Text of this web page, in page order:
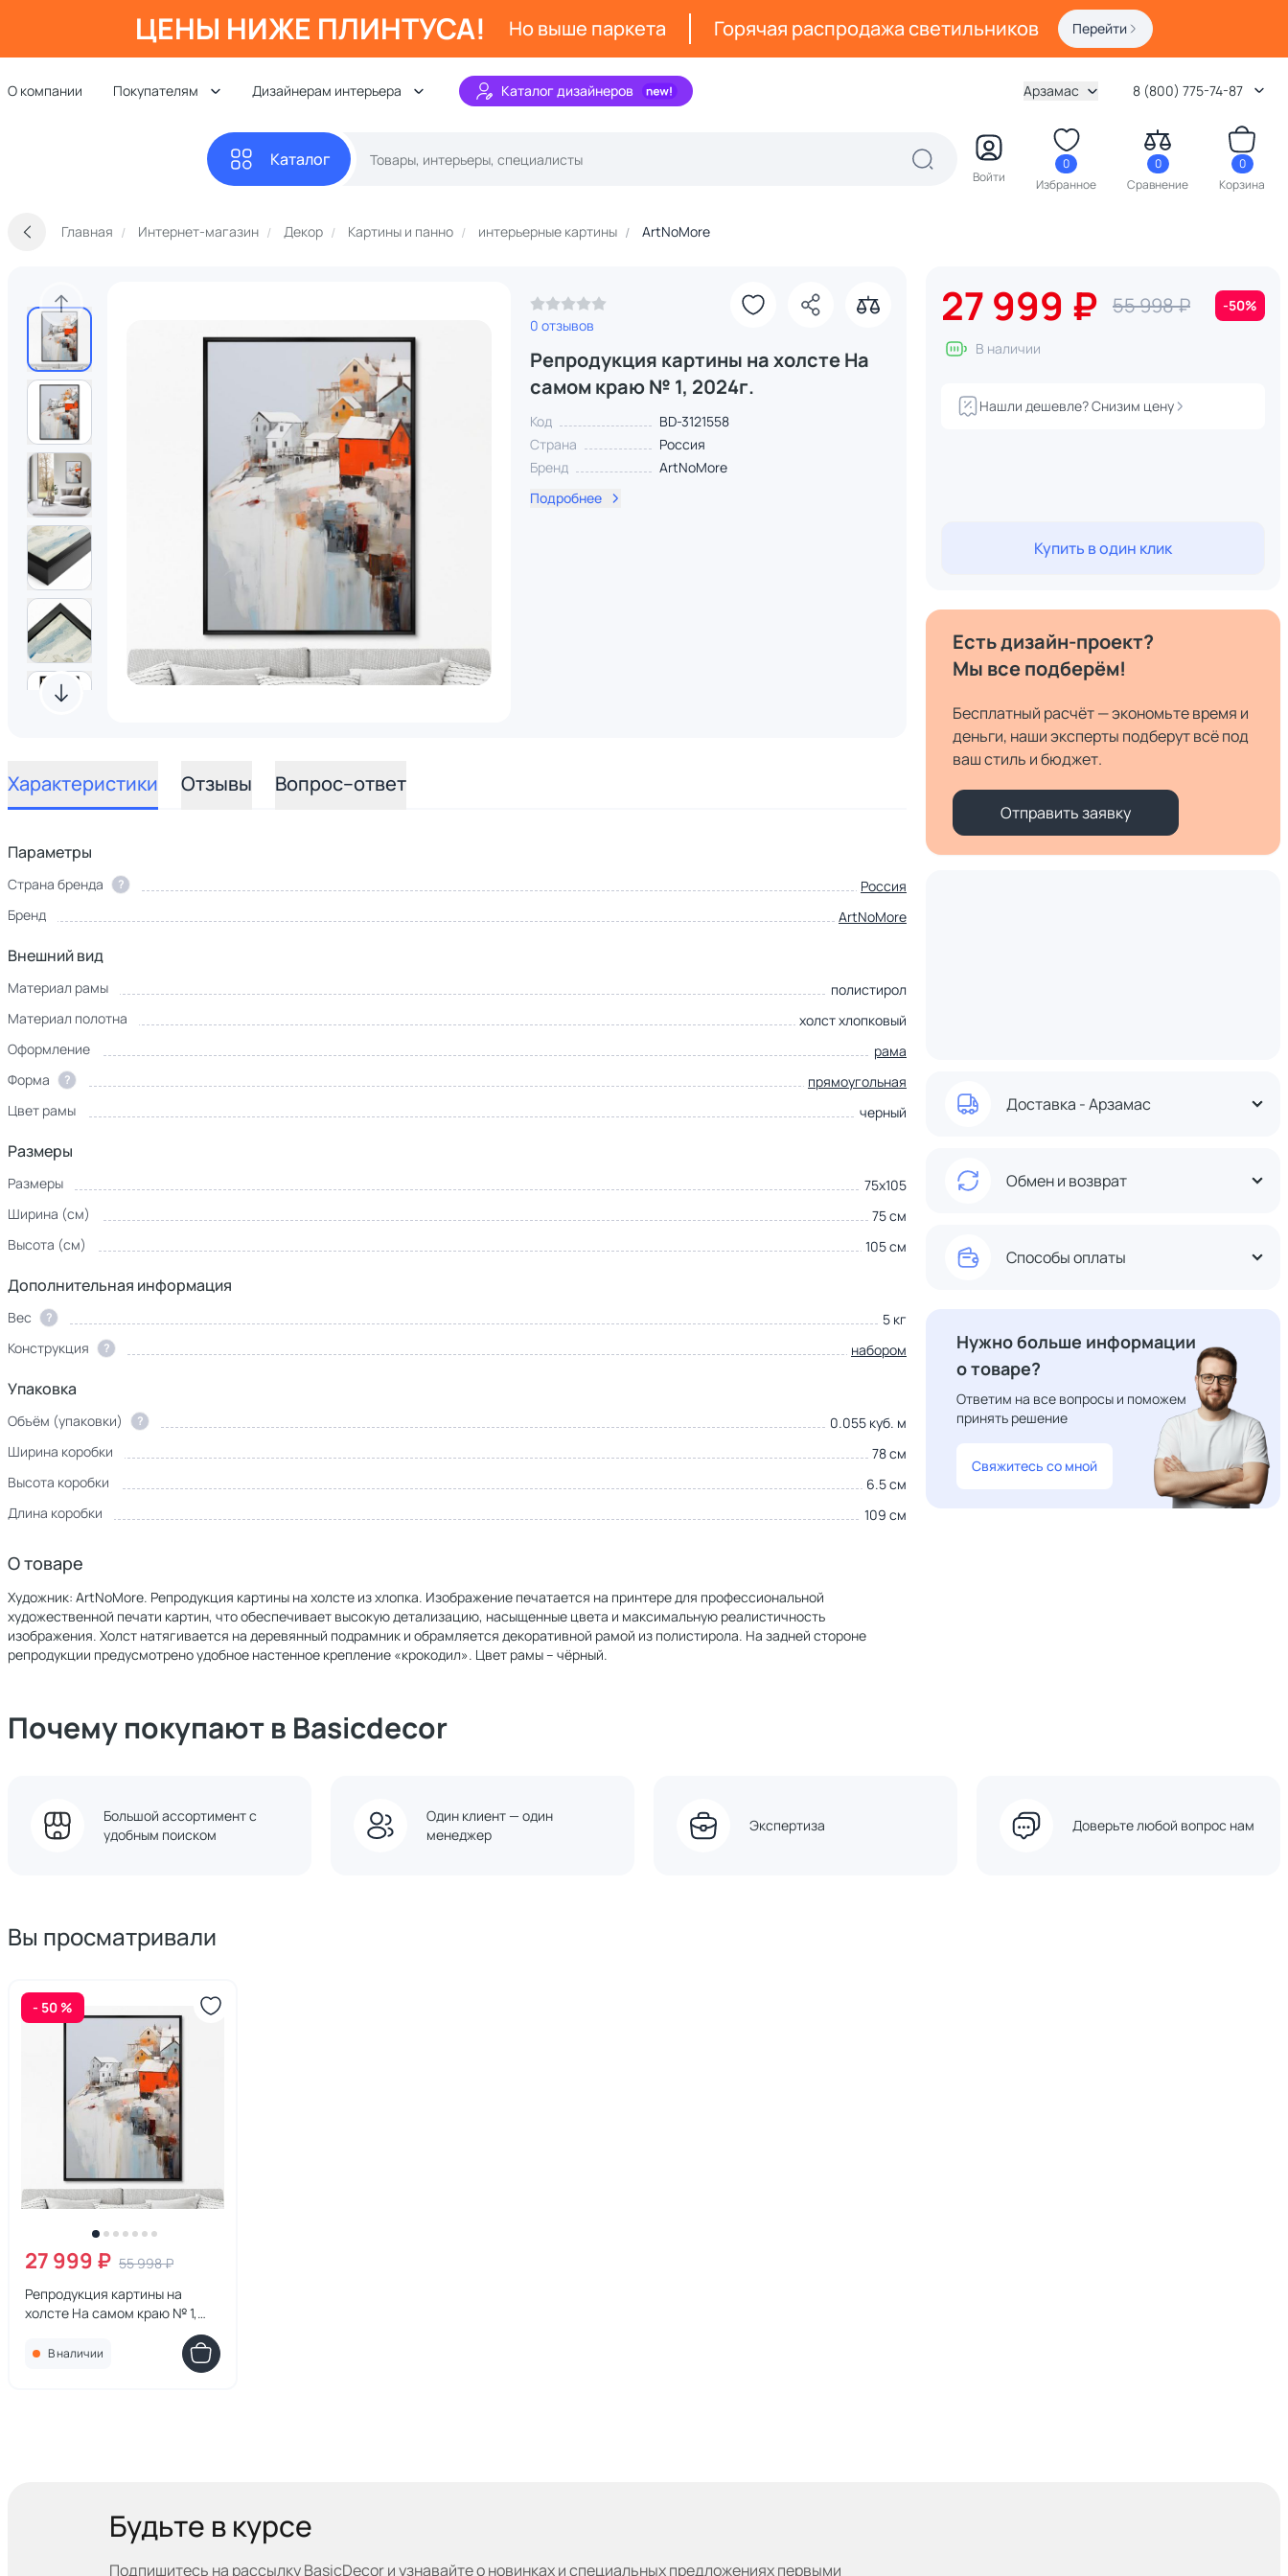
ЦЕНЫ НИЖЕ ПЛИНТУСА! Но выше паркета Горячая распродажа светильников Перейти
О компании Покупателям Дизайнерам интерьера Каталог дизайнеров Арзамас 8 (800) 775-74-87
Каталог
Войти
0
Избранное
0
Сравнение
0
Корзина
Главная Интернет-магазин Декор Картины и панно интерьерные картины ArtNoMore
0 отзывов
Репродукция картины на холсте На
самом краю № 1, 2024г.
Код
BD-3121558
Страна
Россия
Бренд
ArtNoMore
Подробнее
Характеристики Отзывы Вопрос–ответ
Параметры
Страна бренда ?
Россия
Бренд
ArtNoMore
Внешний вид
Материал рамы
полистирол
Материал полотна
холст хлопковый
Оформление
рама
Форма
?
прямоугольная
Цвет рамы
черный
Размеры
Размеры
75х105
Ширина (см)
75 см
Высота (см)
105 см
Дополнительная информация
Вес ?
5 кг
Конструкция
? набором
Упаковка
Объём (упаковки) ?
0.055 куб. м
Ширина коробки
78 см
Высота коробки
6.5 см
Длина коробки
109 см
О товаре
Художник: ArtNoMore. Репродукция картины на холсте из хлопка. Изображение печатается на принтере для профессиональной
художественной печати картин, что обеспечивает высокую детализацию, насыщенные цвета и максимальную реалистичность
изображения. Холст натягивается на деревянный подрамник и обрамляется декоративной рамой из полистирола. На задней стороне
репродукции предусмотрено удобное настенное крепление «крокодил». Цвет рамы – чёрный.
27 999 ₽ 55 998 ₽ -50%
В наличии
Нашли дешевле? Снизим цену
Купить в один клик
Есть дизайн-проект?
Мы все подберём!
Бесплатный расчёт — экономьте время и
деньги, наши эксперты подберут всё под
ваш стиль и бюджет.
Отправить заявку
Доставка - Арзамас
Обмен и возврат
Способы оплаты
Нужно больше информации
о товаре?
Ответим на все вопросы и поможем
принять решение
Свяжитесь со мной
Почему покупают в Basicdecor
Большой ассортимент с
удобным поиском
Один клиент — один
менеджер
Экспертиза Доверьте любой вопрос нам
Вы просматривали
- 50 %
27 999 ₽ 55 998 ₽
Репродукция картины на
холсте На самом краю № 1,
В наличии
Будьте в курсе
Подпишитесь на рассылку BasicDecor и узнавайтео новинках и специальных предложениях первыми